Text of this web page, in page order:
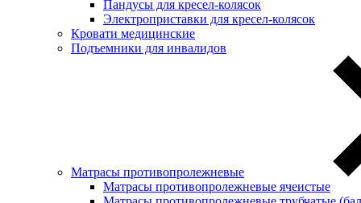
Пандусы для кресел-колясок
Электроприставки для кресел-колясок
Кровати медицинские
Подъемники для инвалидов
Матрасы противопролежневые
Матрасы противопролежневые ячеистые